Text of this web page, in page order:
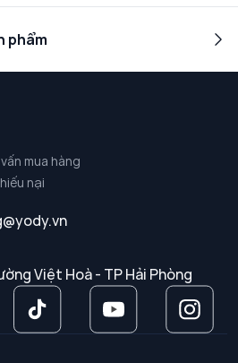
phẩm
mua hàng
nại
Việt Hoà - TP Hải Phòng